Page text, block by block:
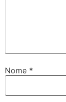
Nome *